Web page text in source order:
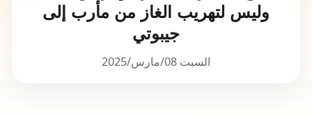
وليس لتهريب الغاز من مأرب إلى
جيبوتي
السبت 08/مارس/2025